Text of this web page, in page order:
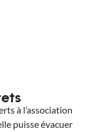
à l’association
puisse évacuer